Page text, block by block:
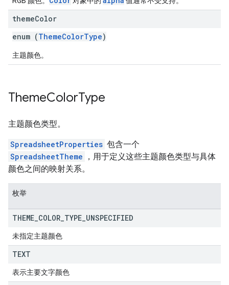
themeColor
enum (ThemeColorType)
主题颜色。
ThemeColorType
主题颜色类型。
SpreadsheetProperties 包含一个
SpreadsheetTheme
，用于定义这些主题颜色类型与具体
颜色之间的映射关系。
枚举
THEME COLOR TYPE UNSPECIFIED
未指定主题颜色
TEXT
表示主要文字颜色